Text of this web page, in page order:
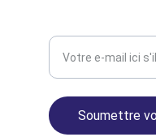
Soumettre